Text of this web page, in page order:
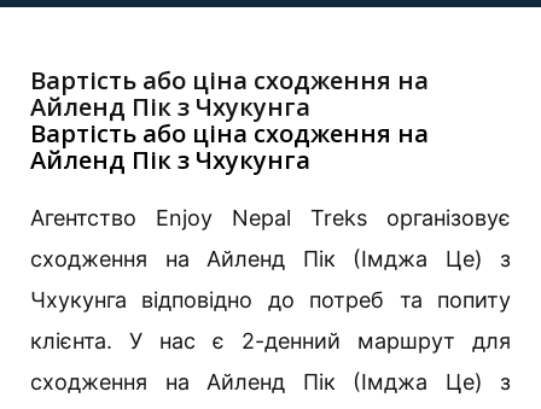
Вартість або ціна сходження на
Айленд Пік з Чхукунга
Вартість або ціна сходження на
Айленд Пік з Чхукунга
Агентство Enjoy Nepal Treks організовує
сходження на Айленд Пік (Імджа Це) з
Чхукунга відповідно до потреб та попиту
клієнта. У нас є 2-денний маршрут для
сходження на Айленд Пік (Імджа Це) з